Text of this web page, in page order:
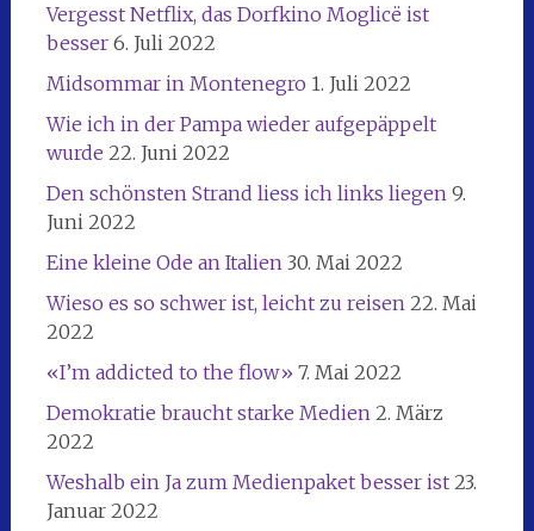
Vergesst Netflix, das Dorfkino Moglicë ist
besser 6. Juli 2022
Midsommar in Montenegro 1. Juli 2022
Wie ich in der Pampa wieder aufgepäppelt
wurde 22. Juni 2022
Den schönsten Strand liess ich links liegen 9.
Juni 2022
Eine kleine Ode an Italien 30. Mai 2022
Wieso es so schwer ist, leicht zu reisen 22. Mai
2022
«I’m addicted to the flow» 7. Mai 2022
Demokratie braucht starke Medien 2. März
2022
Weshalb ein Ja zum Medienpaket besser ist 23.
Januar 2022